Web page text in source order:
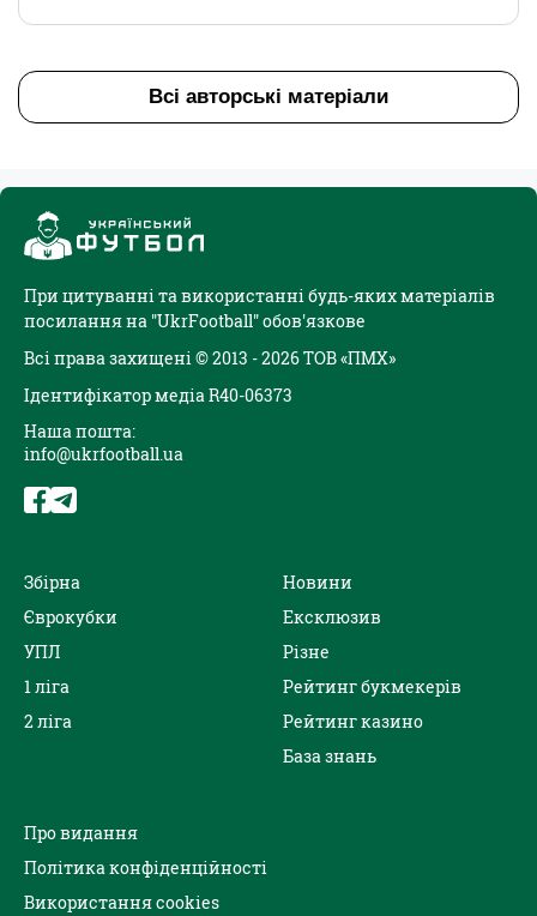
Всі авторські матеріали
При цитуванні та використанні будь-яких матеріалів
посилання на "UkrFootball" обов'язкове
Всі права захищені © 2013 - 2026 ТОВ «ПМХ»
Ідентифікатор медіа R40-06373
Наша пошта:
info@ukrfootball.ua
Збірна
Єврокубки
УПЛ
1 ліга
2 ліга
Новини
Ексклюзив
Різне
Рейтинг букмекерів
Рейтинг казино
База знань
Про видання
Політика конфіденційності
Використання cookies